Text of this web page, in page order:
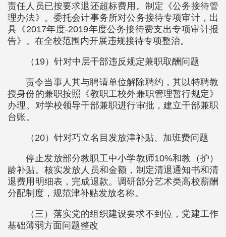
责任人员已按要求退还超标费用。制定《公务接待管
理办法》。委托会计事务所对公务接待专项审计，出
具《2017年度-2019年度公务接待费支出专项审计报
告》。在全校范围内开展违规接待专项整治。
（19）针对中层干部违反规定兼职取酬问题
责令当事人其与聘请单位解除聘约，其以特聘教
授身份的兼职按照《教职工校外兼职管理暂行规定》
办理。对学校领导干部兼职进行审批，建立干部兼职
台账。
（20）针对巧立名目发放津补贴、加班费问题
停止发放部分教职工中小学教师10%和教（护）
龄补贴。核实发放人员和金额，制定清退通知书和清
退费用明细表，完成退款。调研部分艺术类高校薪酬
分配制度，规范津补贴发放名称。
（三）落实党的组织建设要求不到位，党建工作
基础薄弱方面问题整改